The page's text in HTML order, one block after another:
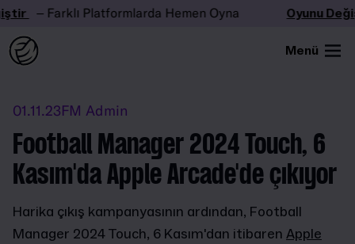
– Farklı Platformlarda Hemen Oyna Oyunu
Menü
01.11.23FM Admin
Football Manager 2024 Touch, 6
Kasım'da Apple Arcade'de çıkıyor
Harika çıkış kampanyasının ardından, Football
Manager 2024 Touch, 6 Kasım'dan itibaren Apple